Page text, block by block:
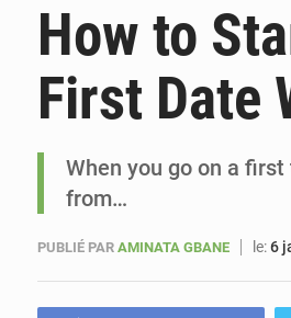
5 août
5 août
How to
First Date
When you go on a
from…
PUBLIÉ PAR AMINATA GBANE le:6